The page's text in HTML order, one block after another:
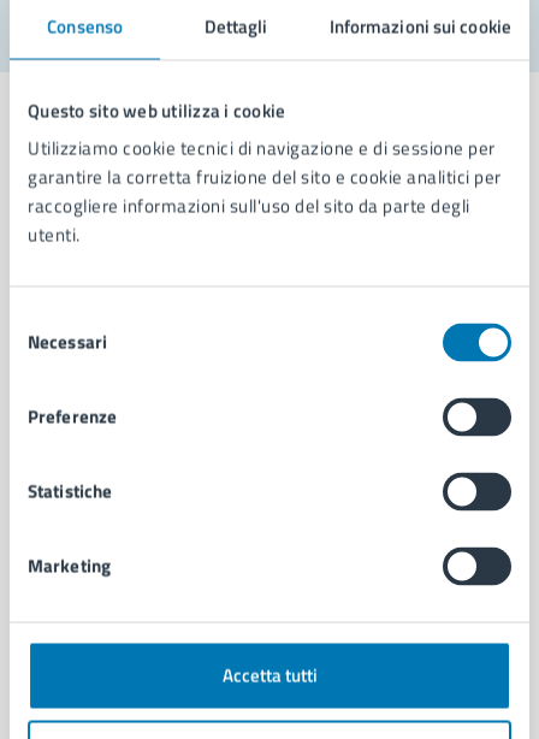
Consenso Dettagli Informazioni sui cookie
Questo sito web utilizza i cookie
Utilizziamo cookie tecnici di navigazione e di sessione per
garantire la corretta fruizione del sito e cookie analitici per
raccogliere informazioni sull'uso del sito da parte degli
utenti.
delNecessari
Preferenze
Statistiche
Marketing
Accetta tutti
Comune di Napoli
Organi di governo
Enti e fondazioni
Personale amministrativo
Autorizzazioni